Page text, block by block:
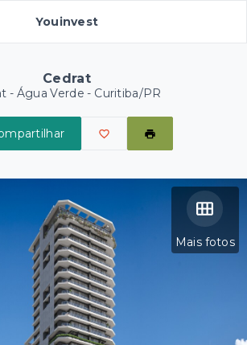
Youinvest
Cedrat
- Água Verde - Curitiba/PR
Mais fotos